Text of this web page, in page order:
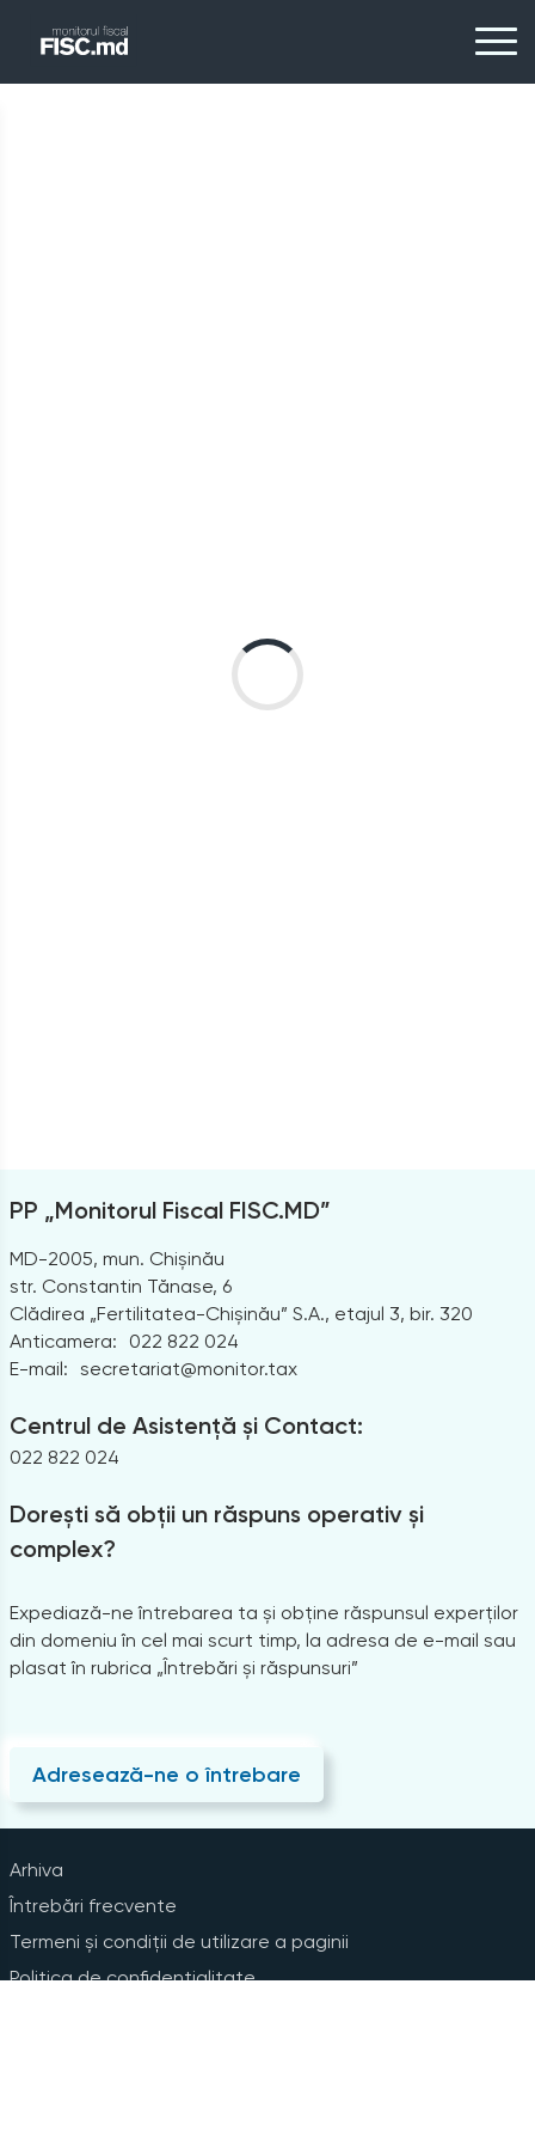
PP „Monitorul Fiscal FISC.MD”
MD-2005, mun. Chișinău
str. Constantin Tănase, 6
Clădirea „Fertilitatea-Chișinău” S.A., etajul 3, bir. 320
Anticamera:
022 822 024
E-mail: secretariat@monitor.tax
Centrul de Asistență și Contact:
022 822 024
Dorești să obții un răspuns operativ și
complex?
Expediază-ne întrebarea ta și obține răspunsul experților
din domeniu în cel mai scurt timp, la adresa de e-mail sau
plasat în rubrica „Întrebări și răspunsuri”
Adresează-ne o întrebare
Arhiva
Întrebări frecvente
Termeni și condiții de utilizare a paginii
Politica de confidențialitate